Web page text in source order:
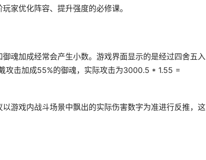
家优化阵容、提升强度的必修课。
魂加成经常会产生小数。游戏界面显示的是经过四舍五入
攻击加成55%的御魂，实际攻击为3000.5 * 1.55 =
游戏内战斗场景中飘出的实际伤害数字为准进行反推，这